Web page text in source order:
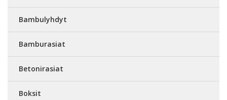
Bambulyhdyt
Bamburasiat
Betonirasiat
Boksit